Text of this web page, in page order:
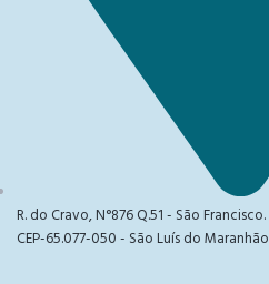
R. do Cravo, N°876 Q.51 - São Francisco.
CEP-65.077-050 - São Luís do Maranhão